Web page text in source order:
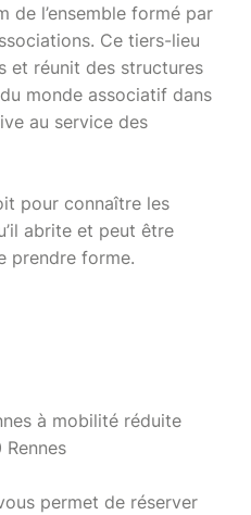
de l’ensemble formé par
Ce tiers-lieu
et réunit des structures
monde associatif dans
au service des
pour connaître les
abrite et peut être
prendre forme.
à mobilité réduite
permet de réserver